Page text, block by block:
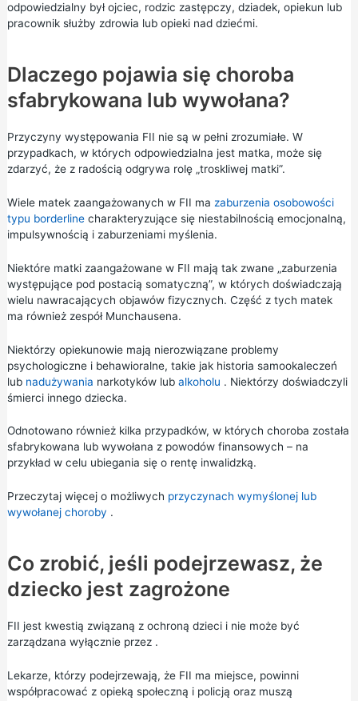
odpowiedzialny był ojciec, rodzic zastępczy, dziadek, opiekun lub
pracownik służby zdrowia lub opieki nad dziećmi.
Dlaczego pojawia się choroba
sfabrykowana lub wywołana?
Przyczyny występowania FII nie są w pełni zrozumiałe. W
przypadkach, w których odpowiedzialna jest matka, może się
zdarzyć, że z radością odgrywa rolę „troskliwej matki”.
Wiele matek zaangażowanych w FII ma zaburzenia osobowości
typu borderlinecharakteryzujące się niestabilnością emocjonalną,
impulsywnością i zaburzeniami myślenia.
Niektóre matki zaangażowane w FII mają tak zwane „zaburzenia
występujące pod postacią somatyczną”, w których doświadczają
wielu nawracających objawów fizycznych. Część z tych matek
ma również zespół Munchausena.
Niektórzy opiekunowie mają nierozwiązane problemy
psychologiczne i behawioralne, takie jak historia samookaleczeń
lub nadużywania narkotyków lub alkoholu . Niektórzy doświadczyli
śmierci innego dziecka.
Odnotowano również kilka przypadków, w których choroba została
sfabrykowana lub wywołana z powodów finansowych – na
przykład w celu ubiegania się o rentę inwalidzką.
Przeczytaj więcej o możliwych przyczynach wymyślonej lub
wywołanej choroby .
Co zrobić, jeśli podejrzewasz, że
dziecko jest zagrożone
FII jest kwestią związaną z ochroną dzieci i nie może być
zarządzana wyłącznie przez .
Lekarze, którzy podejrzewają, że FII ma miejsce, powinni
współpracować z opieką społeczną i policją oraz muszą